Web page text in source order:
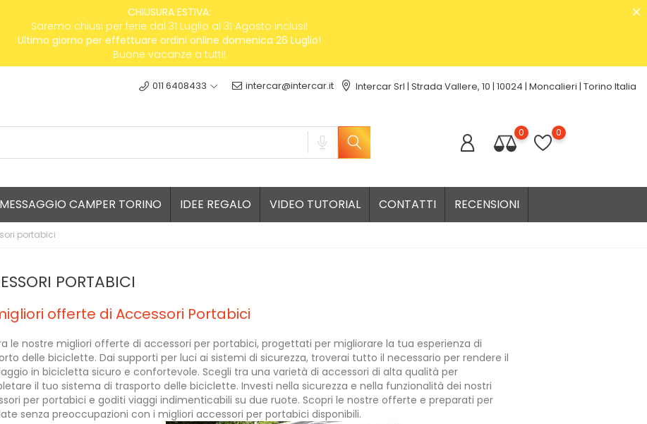
CHIUSURA ESTIVA:
Saremo chiusi per ferie dal 31 Luglio al 31 Agosto inclusi!
Ultimo giorno per effettuare ordini online domenica 26 Luglio!
Buone vacanze a tutti!
011 6408433 intercar@intercar.it Intercar Srl | Strada Vallere, 10 | 10024 | Moncalieri | Torino Italia
0 0
CAMPER TORINO IDEE REGALO VIDEO TUTORIAL CONTATTI RECENSIONI
portabici
PORTABICI
offerte di Accessori Portabici
le nostre migliori offerte di accessori per portabici, progettati per migliorare la tua esperienza di
delle biciclette. Dai supporti per luci ai sistemi di sicurezza, troverai tutto il necessario per rendere il
in bicicletta sicuro e confortevole. Scegli tra una varietà di accessori di alta qualità per
il tuo sistema di trasporto delle biciclette. Investi nella sicurezza e nella funzionalità dei nostri
per portabici e goditi viaggi indimenticabili su due ruote. Scopri le nostre offerte e preparati per
senza preoccupazioni con i migliori accessori per portabici disponibili.